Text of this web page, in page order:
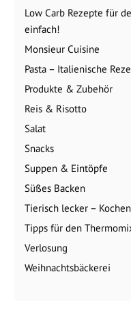
Low Carb Rezepte für
einfach!
Monsieur Cuisine
Pasta – Italienische
Produkte & Zubehör
Reis & Risotto
Salat
Snacks
Suppen & Eintöpfe
Süßes Backen
Tierisch lecker –
Tipps für den
Verlosung
Weihnachtsbäckerei